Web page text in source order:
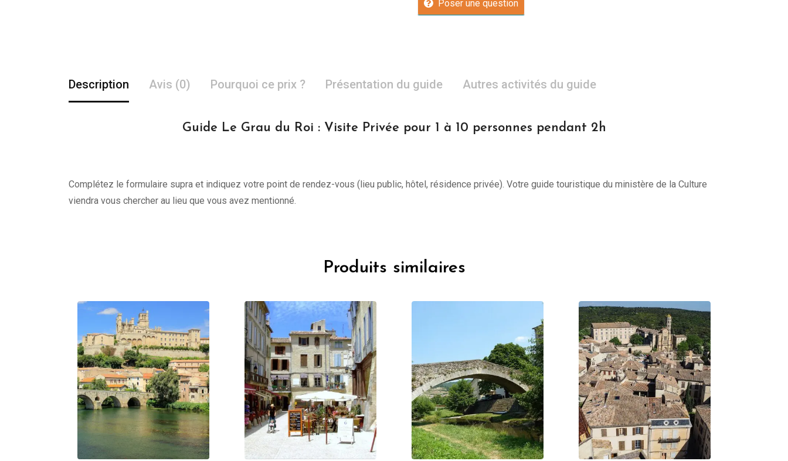
Poser une question
Description Avis (0) Pourquoi ce prix ? Présentation du guide Autres activités du guide
Guide Le Grau du Roi : Visite Privée pour 1 à 10 personnes pendant 2h
Complétez le formulaire supra et indiquez votre point de rendez-vous (lieu public, hôtel, résidence privée). Votre guide touristique du ministère de la Culture
viendra vous chercher au lieu que vous avez mentionné.
Produits similaires